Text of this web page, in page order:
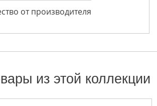
от производителя
из этой коллекции